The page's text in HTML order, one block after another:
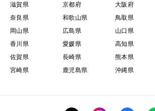
滋賀県
京都府 大阪府
奈良県
和歌山県 鳥取県
岡山県
広島県 山口県
香川県
愛媛県 高知県
佐賀県
長崎県 熊本県
宮崎県
鹿児島県 沖縄県